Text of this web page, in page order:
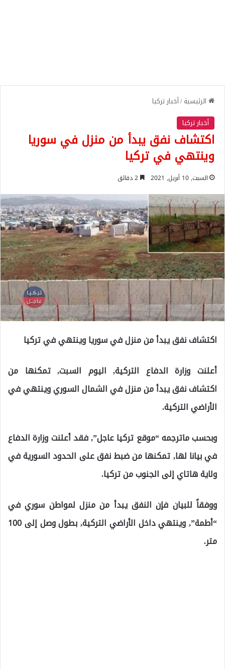
الرئيسية/أخبار تركيا
أخبار تركيا
اكتشاف نفق يبدأ من منزل في سوريا
وينتهي في تركيا
السبت, 10 أبريل, 2021
اكتشاف نفق يبدأ من منزل في سوريا وينتهي في تركيا
أعلنت وزارة الدفاع التركية, اليوم السبت, تمكنها من
اكتشاف نفق يبدأ من منزل في الشمال السوري وينتهي في
الأراضي التركية.
وبحسب ماترجمه “موقع تركيا عاجل”, فقد أعلنت وزارة الدفاع
في بيانا لها, تمكنها من ضبط نفق على الحدود السورية في
ولاية هاتاي إلى الجنوب من تركيا.
ووفقاً للبيان فإن النفق يبدأ من منزل لمواطن سوري في
“أطمة”, وينتهي داخل الأراضي التركية, بطول وصل إلى 100
متر.